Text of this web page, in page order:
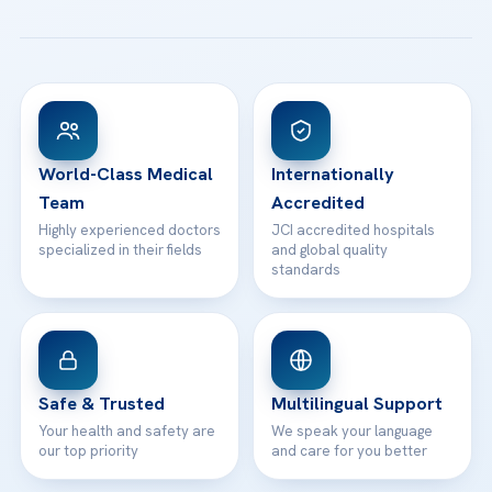
Patient Rights
Contact
WhatsApp Support
World-Class Medical
Team
Highly experienced doctors
specialized in their fields
Internationally
Accredited
JCI accredited hospitals
and global quality
standards
Safe & Trusted
Your health and safety are
our top priority
Multilingual Support
We speak your language
and care for you better